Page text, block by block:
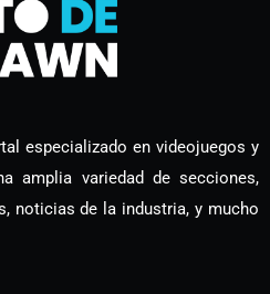
especializado en videojuegos y
amplia variedad de secciones,
noticias de la industria, y mucho